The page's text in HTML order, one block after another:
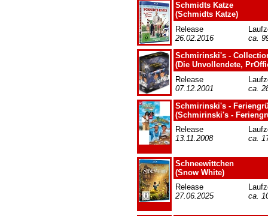
Schmidts Katze
(Schmidts Katze)
Release
26.02.2016
ca.
Schmirinski's -
(Die Unvollendete,
Release
07.12.2001
ca.
Schmirinski's -
(Schmirinski's -
Release
13.11.2008
ca.
Schneewittchen
(Snow White)
Release
27.06.2025
ca.